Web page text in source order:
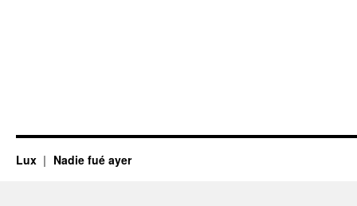
Lux Nadie fué ayer